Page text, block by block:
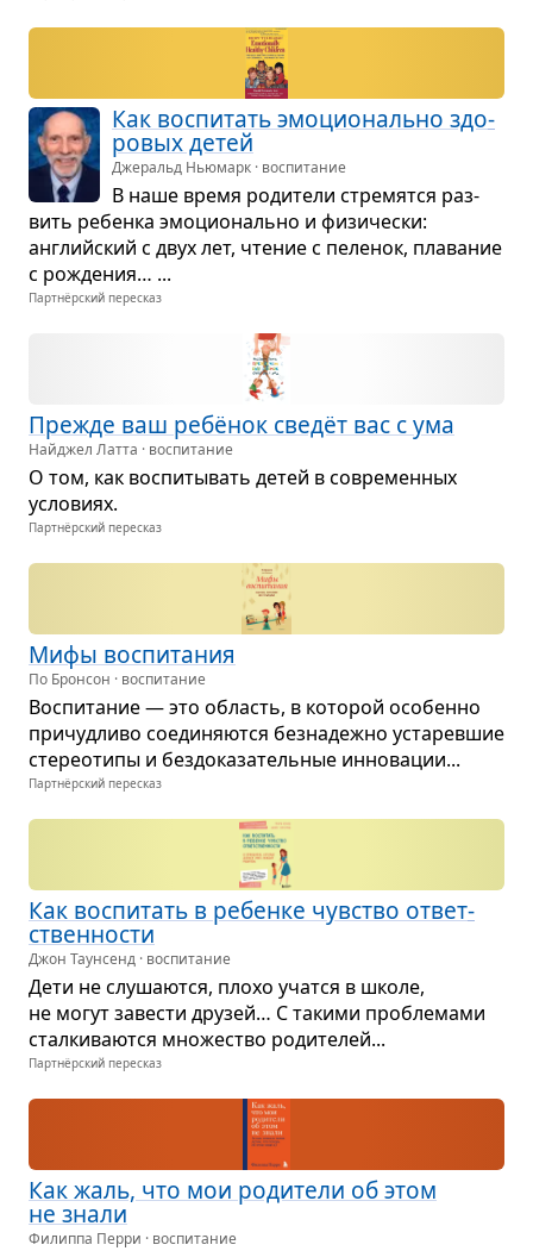
Как вос­пи­тать эмо­ци­о­нально здо­
ро­вых детей
Джеральд Ньюмарк · воспитание
В наше время роди­тели стре­мятся раз­
вить ребенка эмо­ци­о­нально и физи­че­ски:
английский с двух лет, чте­ние с пеле­нок, пла­ва­ние
с рожде­ния… ...
Партнёрский пересказ
Прежде ваш ребёнок сведёт вас с ума
Найджел Латта · воспитание
О том, как вос­пи­ты­вать детей в совре­мен­ных
усло­виях.
Партнёрский пересказ
Мифы вос­пи­та­ния
По Бронсон · воспитание
Вос­пи­та­ние — это область, в кото­рой осо­бенно
при­чуд­ливо соеди­ня­ются без­на­дежно уста­рев­шие
сте­рео­типы и без­до­ка­за­тель­ные инно­ва­ции...
Партнёрский пересказ
Как вос­пи­тать в ребенке чув­ство ответ­
ствен­но­сти
Джон Таунсенд · воспитание
Дети не слу­ша­ются, плохо учатся в школе,
не могут заве­сти дру­зей… С такими про­бле­мами
стал­ки­ва­ются мно­же­ство роди­те­лей...
Партнёрский пересказ
Как жаль, что мои роди­тели об этом
не знали
Филиппа Перри · воспитание